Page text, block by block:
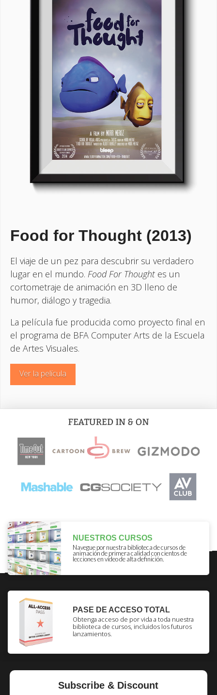
Food for Thought (2013)
El viaje de un pez para descubrir su verdadero
lugar en el mundo. Food For Thought es un
cortometraje de animación en 3D lleno de
humor, diálogo y tragedia.
La película fue producida como proyecto final en
el programa de BFA Computer Arts de la Escuela
de Artes Visuales.
Ver la película
NUESTROS CURSOS
Navegue por nuestra biblioteca de cursos de
animación de primera calidad con cientos de
lecciones en vídeo de alta definición.
PASE DE ACCESO TOTAL
Obtenga acceso de por vida a toda nuestra
biblioteca de cursos, incluidos los futuros
lanzamientos.
Subscribe & Discount